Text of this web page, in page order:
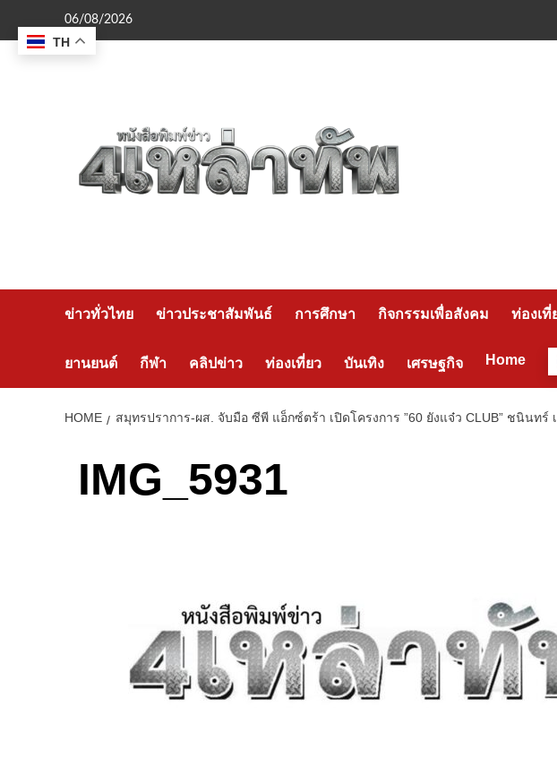
content
06/08/2026
ข่าวทั่วไทย ข่าวประชาสัมพันธ์ การศึกษา กิจกรรมเพื่อสังคม ท่องเที่
ยานยนต์ กีฬา คลิปข่าว ท่องเที่ยว บันเทิง เศรษฐกิจ Home
HOME สมุทรปราการ-ผส. จับมือ ซีพี แอ็กซ์ตร้า เปิดโครงการ ”60 ยังแจ๋ว CLUB” ชนินท
IMG_5931
TH